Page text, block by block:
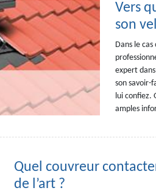
Vers
son
Dans le
expert
son savoir-
lui confiez.
amples
Quel couvreur
de l’art ?